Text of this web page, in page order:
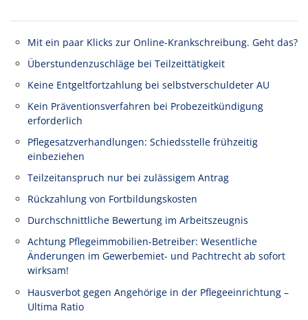
Mit ein paar Klicks zur Online-Krankschreibung. Geht das?
Überstundenzuschläge bei Teilzeittätigkeit
Keine Entgeltfortzahlung bei selbstverschuldeter AU
Kein Präventionsverfahren bei Probezeitkündigung
erforderlich
Pflegesatzverhandlungen: Schiedsstelle frühzeitig
einbeziehen
Teilzeitanspruch nur bei zulässigem Antrag
Rückzahlung von Fortbildungskosten
Durchschnittliche Bewertung im Arbeitszeugnis
Achtung Pflegeimmobilien-Betreiber: Wesentliche
Änderungen im Gewerbemiet- und Pachtrecht ab sofort
wirksam!
Hausverbot gegen Angehörige in der Pflegeeinrichtung –
Ultima Ratio